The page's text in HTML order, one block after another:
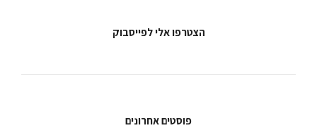
הצטרפו אלי לפייסבוק
פוסטים אחרונים